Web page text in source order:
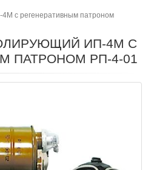
с регенеративным патроном
ИП-4М С
ПАТРОНОМ РП-4-01